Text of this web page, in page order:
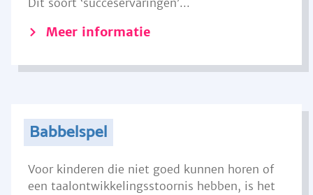
Dit soort ‘succeservaringen’...
Meer informatie
Babbelspel
Voor kinderen die niet goed kunnen horen of
een taalontwikkelingsstoornis hebben, is het